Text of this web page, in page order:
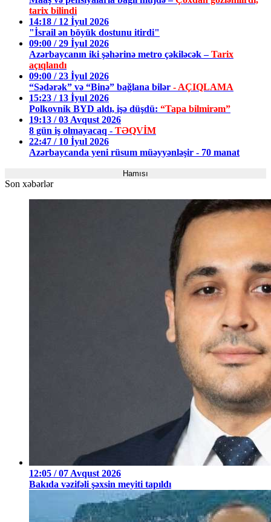
tarix bilindi
14:18 / 12 İyul 2026
"İsrail ən böyük dostunu itirdi"
09:00 / 29 İyul 2026
Azərbaycanın iki şəhərinə metro çəkiləcək –Tarix
açıqlandı
09:00 / 23 İyul 2026
“Sədərək” və “Binə” bağlana bilər - AÇIQLAMA
15:23 / 13 İyul 2026
Polkovnik BYD aldı, işə düşdü: “Tapa bilmirəm”
19:13 / 03 Avqust 2026
8 gün iş olmayacaq - TƏQVİM
22:47 / 10 İyul 2026
Azərbaycanda yeni rüsum müəyyənləşir - 70 manat
Hamısı
Son xəbərlər
12:05 / 07 Avqust 2026
Bakıda vəzifəli şəxsin meyiti tapıldı